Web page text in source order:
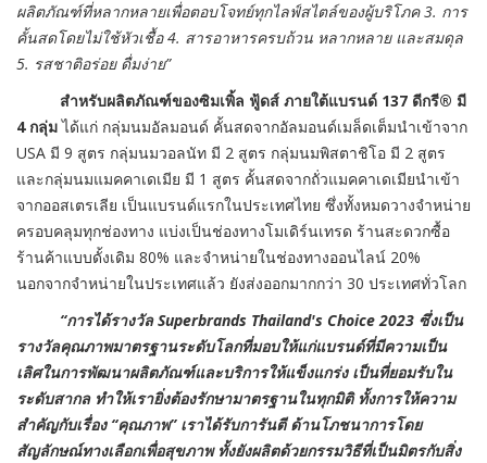
ผลิตภัณฑ์ที่หลากหลายเพื่อตอบโจทย์ทุกไลฟ์สไตล์ของผู้บริโภค 3. การ
คั้นสดโดยไม่ใช้หัวเชื้อ 4. สารอาหารครบถ้วน หลากหลาย และสมดุล
5. รสชาติอร่อย ดื่มง่าย”
สำหรับผลิตภัณฑ์ของซิมเพิ้ล ฟู้ดส์ ภายใต้แบรนด์ 137 ดีกรี® มี
4 กลุ่มได้แก่ กลุ่มนมอัลมอนด์ คั้นสดจากอัลมอนด์เมล็ดเต็มนำเข้าจาก
USA มี 9 สูตร กลุ่มนมวอลนัท มี 2 สูตร กลุ่มนมพิสตาชิโอ มี 2 สูตร
และกลุ่มนมแมคคาเดเมีย มี 1 สูตร คั้นสดจากถั่วแมคคาเดเมียนำเข้า
จากออสเตรเลีย เป็นแบรนด์แรกในประเทศไทย ซึ่งทั้งหมดวางจำหน่าย
ครอบคลุมทุกช่องทาง แบ่งเป็นช่องทางโมเดิร์นเทรด ร้านสะดวกซื้อ
ร้านค้าแบบดั้งเดิม 80% และจำหน่ายในช่องทางออนไลน์ 20%
นอกจากจำหน่ายในประเทศแล้ว ยังส่งออกมากกว่า 30 ประเทศทั่วโลก
“การได้รางวัล Superbrands Thailand's Choice 2023 ซึ่งเป็น
รางวัลคุณภาพมาตรฐานระดับโลกที่มอบให้แก่แบรนด์ที่มีความเป็น
เลิศในการพัฒนาผลิตภัณฑ์และบริการให้แข็งแกร่ง เป็นที่ยอมรับใน
ระดับสากล ทำให้เรายิ่งต้องรักษามาตรฐานในทุกมิติ ทั้งการให้ความ
สำคัญกับเรื่อง “คุณภาพ” เราได้รับการันตี ด้านโภชนาการโดย
สัญลักษณ์ทางเลือกเพื่อสุขภาพ ทั้งยังผลิตด้วยกรรมวิธีที่เป็นมิตรกับสิ่ง